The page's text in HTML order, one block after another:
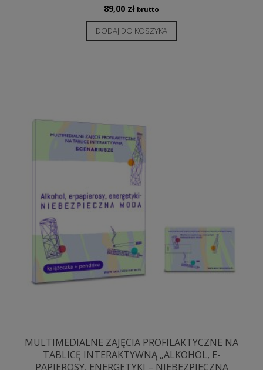
89,00 zł brutto
DODAJ DO KOSZYKA
MULTIMEDIALNE ZAJĘCIA PROFILAKTYCZNE NA
TABLICĘ INTERAKTYWNĄ „ALKOHOL, E-
PAPIEROSY, ENERGETYKI – NIEBEZPIECZNA